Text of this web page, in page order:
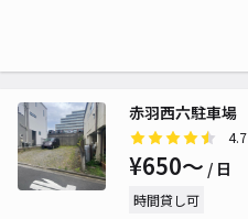
赤羽西六駐車場
4.7
¥650〜 / 日
時間貸し可